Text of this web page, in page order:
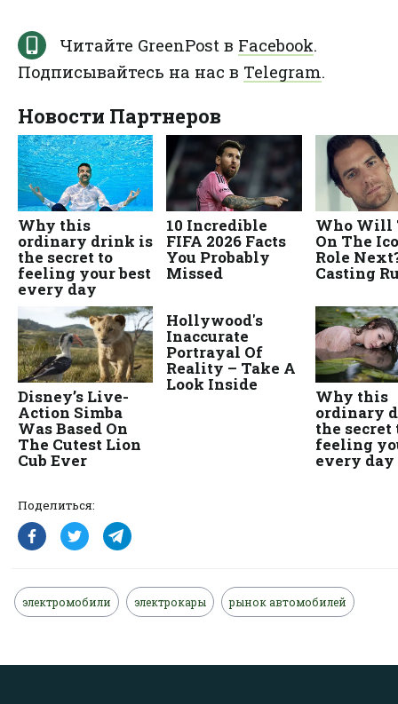
Поделиться:
электромобили электрокары рынок автомобилей
Читайте GreenPost в Facebook.
Подписывайтесь на нас в Telegram.